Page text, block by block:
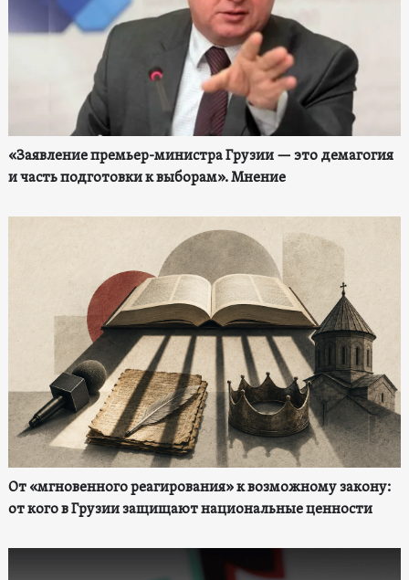
«Заявление премьер-министра Грузии — это демагогия
и часть подготовки к выборам». Мнение
От «мгновенного реагирования» к возможному закону:
от кого в Грузии защищают национальные ценности